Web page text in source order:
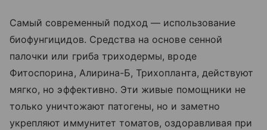
Самый современный подход — использование
биофунгицидов. Средства на основе сенной
палочки или гриба триходермы, вроде
Фитоспорина, Алирина-Б, Трихопланта, действуют
мягко, но эффективно. Эти живые помощники не
только уничтожают патогены, но и заметно
укрепляют иммунитет томатов, оздоравливая при